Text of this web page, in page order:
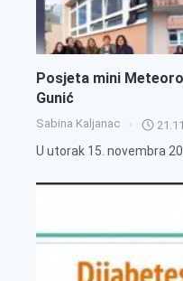
Posjeta mini
Gunić
Sabina Kaljanac
U utorak 15. novembra